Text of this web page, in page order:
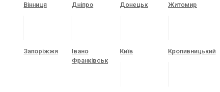
Вінниця Дніпро Донецьк Житомир
Запоріжжя
Івано
Франківськ
Київ Кропивницький